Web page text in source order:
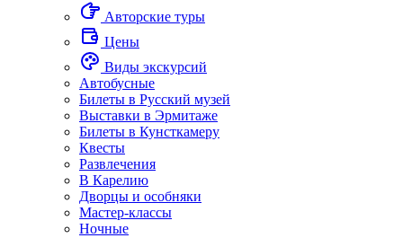
Авторские туры
Цены
Виды экскурсий
Автобусные
Билеты в Русский музей
Выставки в Эрмитаже
Билеты в Кунсткамеру
Квесты
Развлечения
В Карелию
Дворцы и особняки
Мастер-классы
Ночные